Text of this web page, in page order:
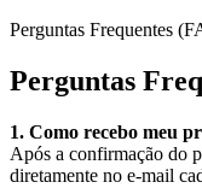
Perguntas Frequentes
Perguntas
1. Como recebo meu
Após a confirmação do
diretamente no e-mail